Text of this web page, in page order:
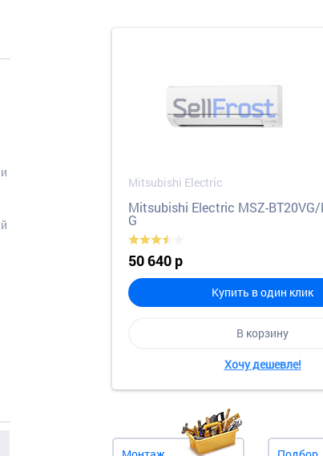
Mitsubishi Electric
Mitsubishi Electric MSZ-BT20VG/
G
50 640 р
Купить в один клик
В корзину
Хочу дешевле!